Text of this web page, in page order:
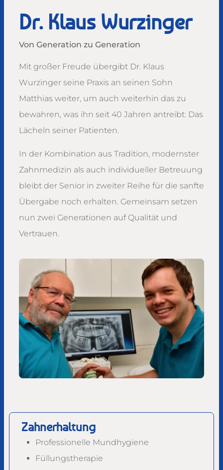
Dr. Klaus Wurzinger
Von Generation zu Generation
Mit großer Freude übergibt Dr. Klaus
Wurzinger seine Praxis an seinen Sohn
Matthias weiter, um auch weiterhin das zu
bewahren, was ihn seit 40 Jahren antreibt: Das
Lächeln seiner Patienten.
In der Kombination aus Tradition, modernster
Zahnmedizin als auch individueller Betreuung
bleibt der Senior in zweiter Reihe für die sanfte
Übergabe noch erhalten. Gemeinsam setzen
nun zwei Generationen auf Qualität und
Vertrauen.
Zahnerhaltung
Professionelle Mundhygiene
Füllungstherapie